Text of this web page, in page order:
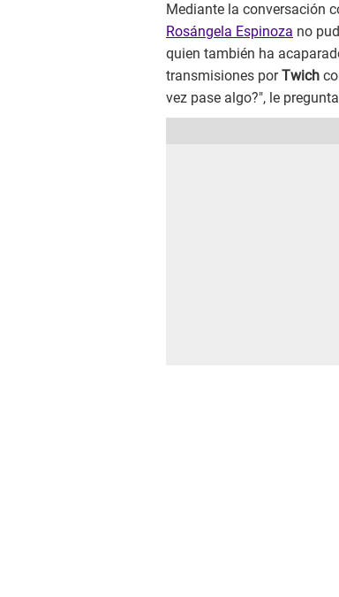
Mediante la conversación
Rosángela Espinoza no
quien también ha
transmisiones porTwich
vez pase algo?", le